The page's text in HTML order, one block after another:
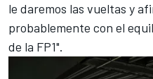
le daremos las vueltas y
probablemente con el
de la FP1".